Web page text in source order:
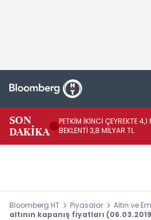
SON
DAKİKA
PETKİM İKİNCİ ÇEYREKTE
BEKLENTİ 3,8 MİLYAR TL
Bloomberg HT Piyasalar Altın ve
altının kapanış fiyatları